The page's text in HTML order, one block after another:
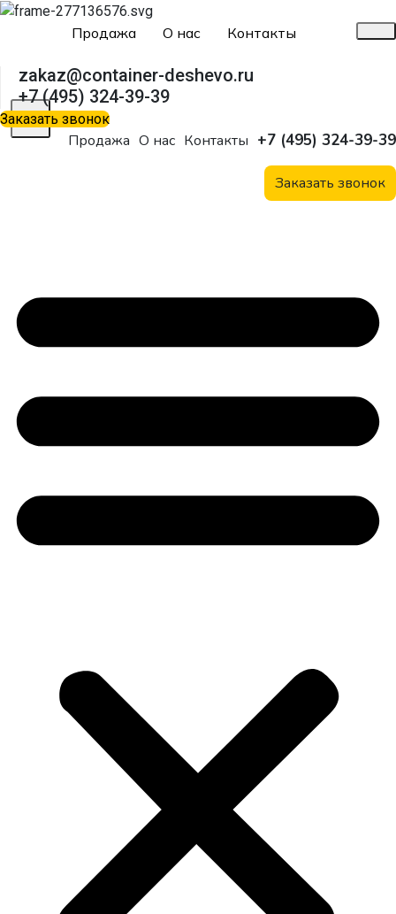
Продажа О нас Контакты
X
zakaz@container-deshevo.ru
+7 (495) 324-39-39
Заказать звонок
Продажа О нас Контакты +7 (495) 324-39-39
Заказать звонок